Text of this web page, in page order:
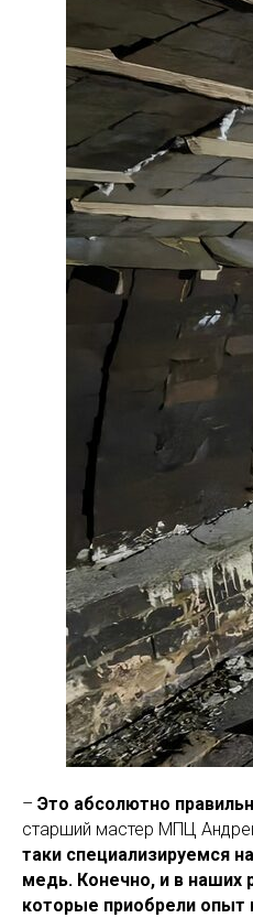
– Это абсолютно
старший мастер МПЦ
таки специализируемся
медь. Конечно, и в наших
которые приобрели опыт